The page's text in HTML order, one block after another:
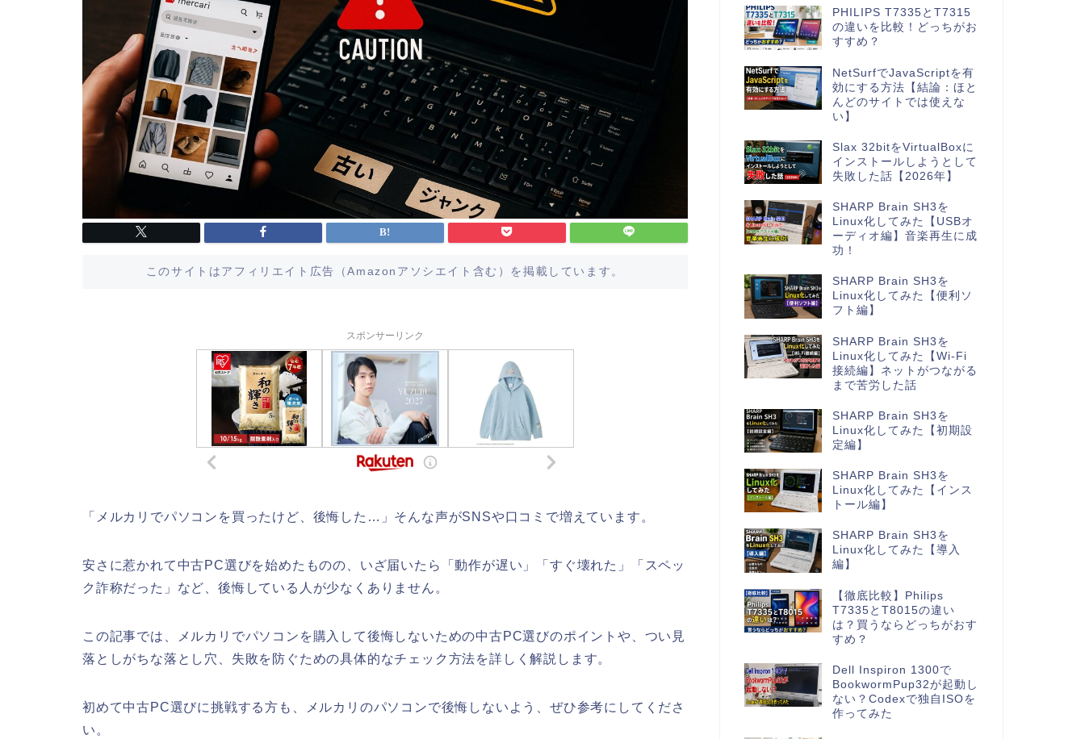
このサイトはアフィリエイト広告（Amazonアソシエイト含む）を掲載しています。
スポンサーリンク
「メルカリでパソコンを買ったけど、後悔した…」そんな声がSNSや口コミで増えています。
安さに惹かれて中古PC選びを始めたものの、いざ届いたら「動作が遅い」「すぐ壊れた」「スペッ
ク詐称だった」など、後悔している人が少なくありません。
この記事では、メルカリでパソコンを購入して後悔しないための中古PC選びのポイントや、つい見
落としがちな落とし穴、失敗を防ぐための具体的なチェック方法を詳しく解説します。
初めて中古PC選びに挑戦する方も、メルカリのパソコンで後悔しないよう、ぜひ参考にしてくださ
い。
PHILIPS T7335とT7315
の違いを比較！どっちがお
すすめ？
NetSurfでJavaScriptを有
効にする方法【結論：ほと
んどのサイトでは使えな
い】
Slax 32bitをVirtualBoxに
インストールしようとして
失敗した話【2026年】
SHARP Brain SH3を
Linux化してみた【USBオ
ーディオ編】音楽再生に成
功！
SHARP Brain SH3を
Linux化してみた【便利ソ
フト編】
SHARP Brain SH3を
Linux化してみた【Wi-Fi
接続編】ネットがつながる
まで苦労した話
SHARP Brain SH3を
Linux化してみた【初期設
定編】
SHARP Brain SH3を
Linux化してみた【インス
トール編】
SHARP Brain SH3を
Linux化してみた【導入
編】
【徹底比較】Philips
T7335とT8015の違い
は？買うならどっちがおす
すめ？
Dell Inspiron 1300で
BookwormPup32が起動し
ない？Codexで独自ISOを
作ってみた